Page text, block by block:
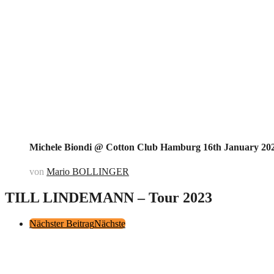
Michele Biondi @ Cotton Club Hamburg 16th January
von Mario BOLLINGER
TILL LINDEMANN – Tour 2023
PostNächster BeitragNächste